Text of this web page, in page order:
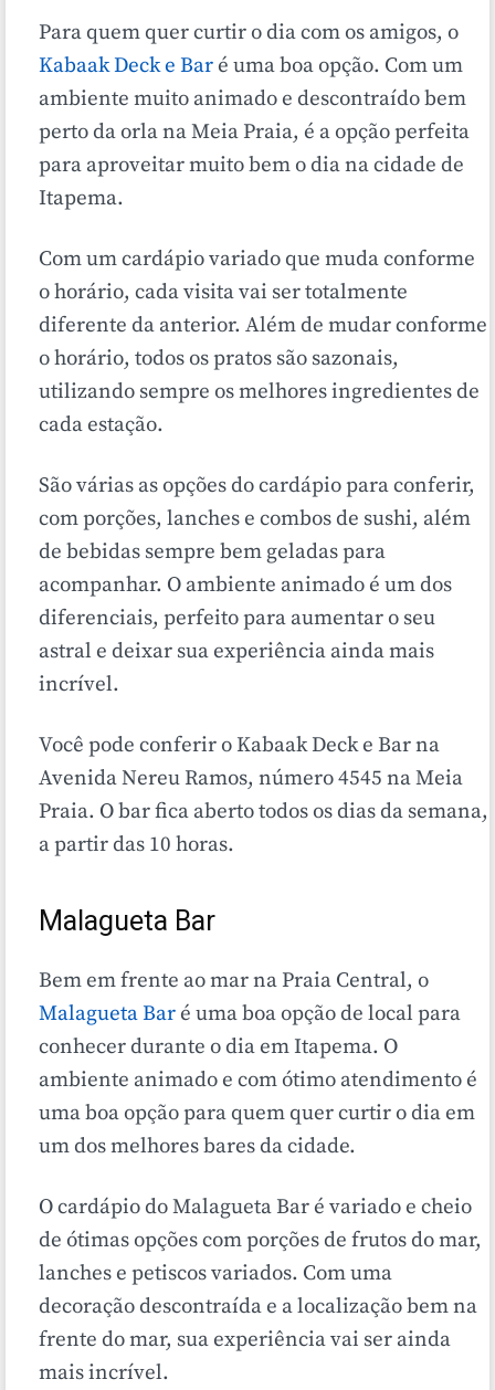
Para quem quer curtir o dia com os amigos, o
Kabaak Deck e Bar é uma boa opção. Com um
ambiente muito animado e descontraído bem
perto da orla na Meia Praia, é a opção perfeita
para aproveitar muito bem o dia na cidade de
Itapema.
Com um cardápio variado que muda conforme
o horário, cada visita vai ser totalmente
diferente da anterior. Além de mudar conforme
o horário, todos os pratos são sazonais,
utilizando sempre os melhores ingredientes de
cada estação.
São várias as opções do cardápio para conferir,
com porções, lanches e combos de sushi, além
de bebidas sempre bem geladas para
acompanhar. O ambiente animado é um dos
diferenciais, perfeito para aumentar o seu
astral e deixar sua experiência ainda mais
incrível.
Você pode conferir o Kabaak Deck e Bar na
Avenida Nereu Ramos, número 4545 na Meia
Praia. O bar fica aberto todos os dias da semana,
a partir das 10 horas.
Malagueta Bar
Bem em frente ao mar na Praia Central, o
Malagueta Bar é uma boa opção de local para
conhecer durante o dia em Itapema. O
ambiente animado e com ótimo atendimento é
uma boa opção para quem quer curtir o dia em
um dos melhores bares da cidade.
O cardápio do Malagueta Bar é variado e cheio
de ótimas opções com porções de frutos do mar,
lanches e petiscos variados. Com uma
decoração descontraída e a localização bem na
frente do mar, sua experiência vai ser ainda
mais incrível.